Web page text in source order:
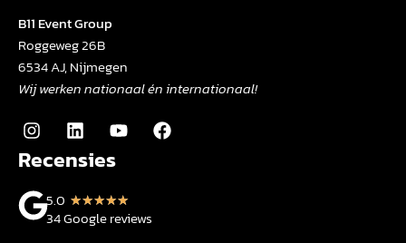
B11 Event Group
Roggeweg 26B
6534 AJ, Nijmegen
Wij werken nationaal én internationaal!
Recensies
5.0 ★★★★★
34 Google reviews